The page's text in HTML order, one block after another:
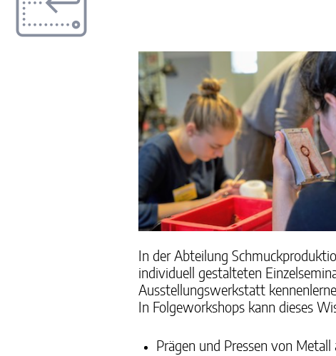
In der Abteilung
individuell gestalteten
Ausstellungswerkstatt
In Folgeworkshops kann dieses
Prägen und Pressen von